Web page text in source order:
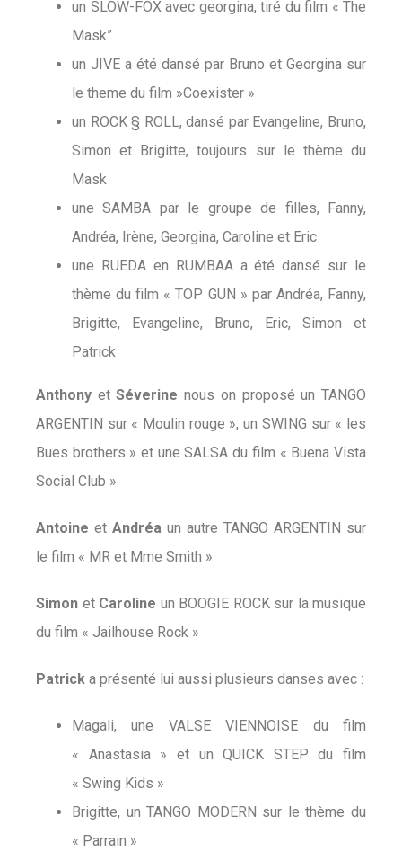
un SLOW-FOX avec georgina, tiré du film « The
Mask”
un JIVE a été dansé par Bruno et Georgina sur
le theme du film »Coexister »
un ROCK § ROLL, dansé par Evangeline, Bruno,
Simon et Brigitte, toujours sur le thème du
Mask
une SAMBA par le groupe de filles, Fanny,
Andréa, Irène, Georgina, Caroline et Eric
une RUEDA en RUMBAA a été dansé sur le
thème du film « TOP GUN » par Andréa, Fanny,
Brigitte, Evangeline, Bruno, Eric, Simon et
Patrick
Anthony etSéverine nous on proposé un TANGO
ARGENTIN sur « Moulin rouge », un SWING sur « les
Bues brothers » et une SALSA du film « Buena Vista
Social Club »
Antoine et Andréa un autre TANGO ARGENTIN sur
le film « MR et Mme Smith »
Simon et Caroline un BOOGIE ROCK sur la musique
du film « Jailhouse Rock »
Patrick a présenté lui aussi plusieurs danses avec :
Magali, une VALSE VIENNOISE du film
« Anastasia » et un QUICK STEP du film
« Swing Kids »
Brigitte, un TANGO MODERN sur le thème du
« Parrain »